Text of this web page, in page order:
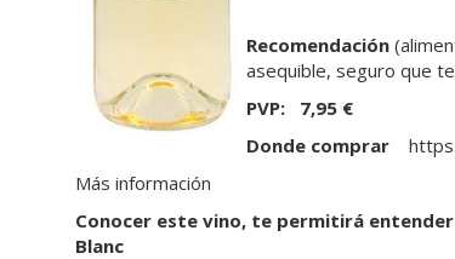
Recomendación
asequible, seguro que
PVP: 7,95 €
Donde comprar
Más información
Conocer este vino, te permitirá
Blanc